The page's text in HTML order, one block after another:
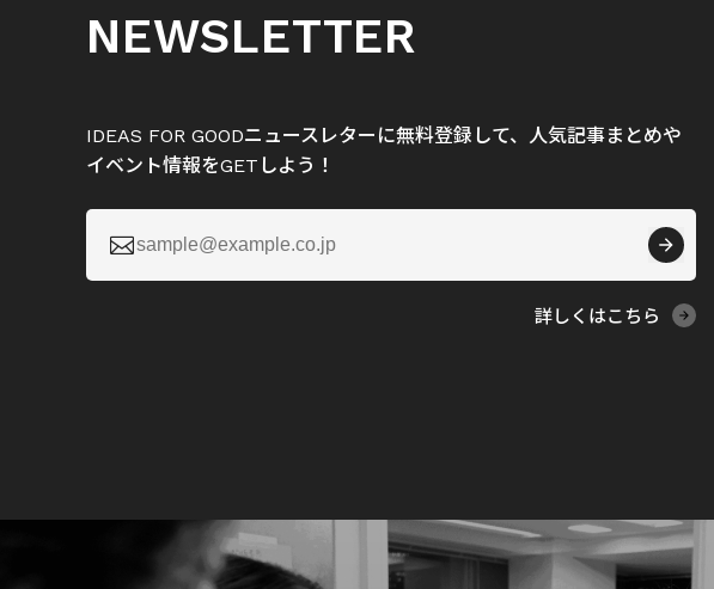
NEWSLETTER
IDEAS FOR GOODニュースレターに無料登録して、人気記事まとめや
イベント情報をGETしよう！

詳しくはこちら